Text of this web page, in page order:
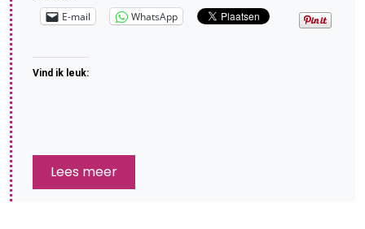
E-mail WhatsApp
Vind ik leuk:
Lees meer